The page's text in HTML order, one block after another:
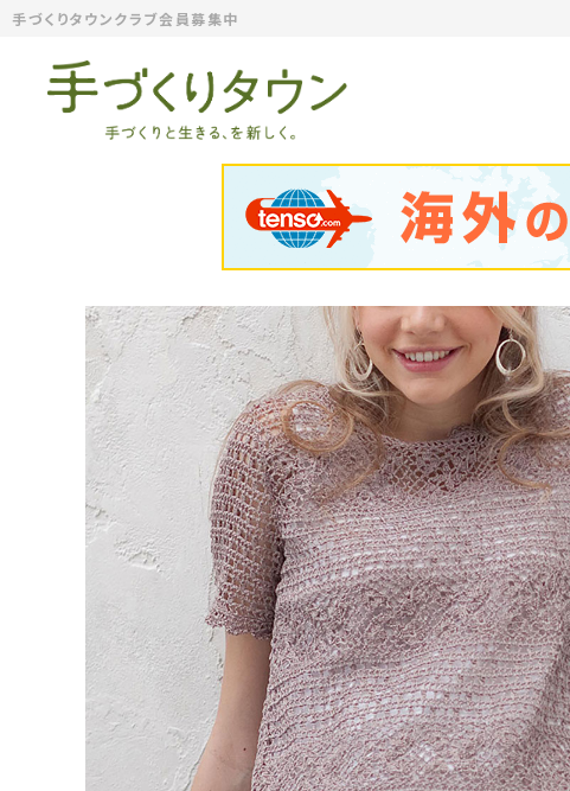
手づくりタウンクラブ会員募集中